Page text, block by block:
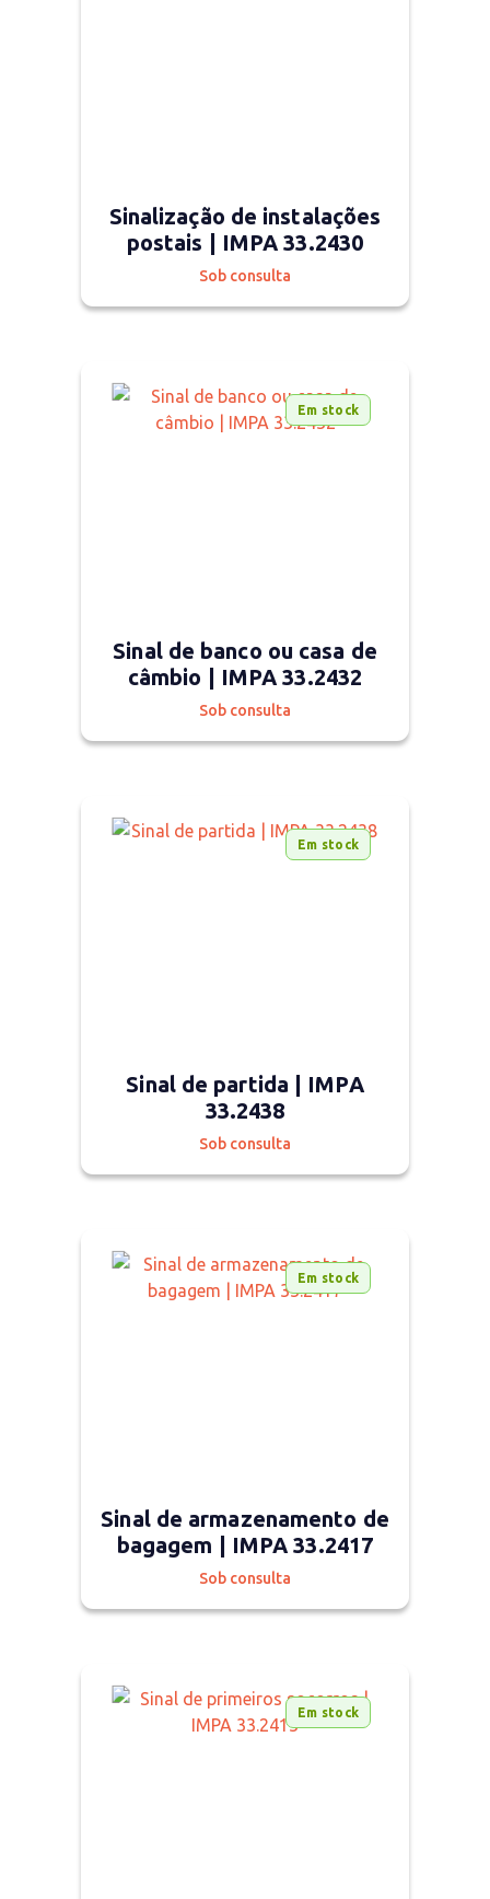
Sinalização de instalações
postais | IMPA 33.2430
Sob consulta
Em stock
Sinal de banco ou casa de
câmbio | IMPA 33.2432
Sob consulta
Em stock
Sinal de partida | IMPA
33.2438
Sob consulta
Em stock
Sinal de armazenamento de
bagagem | IMPA 33.2417
Sob consulta
Em stock